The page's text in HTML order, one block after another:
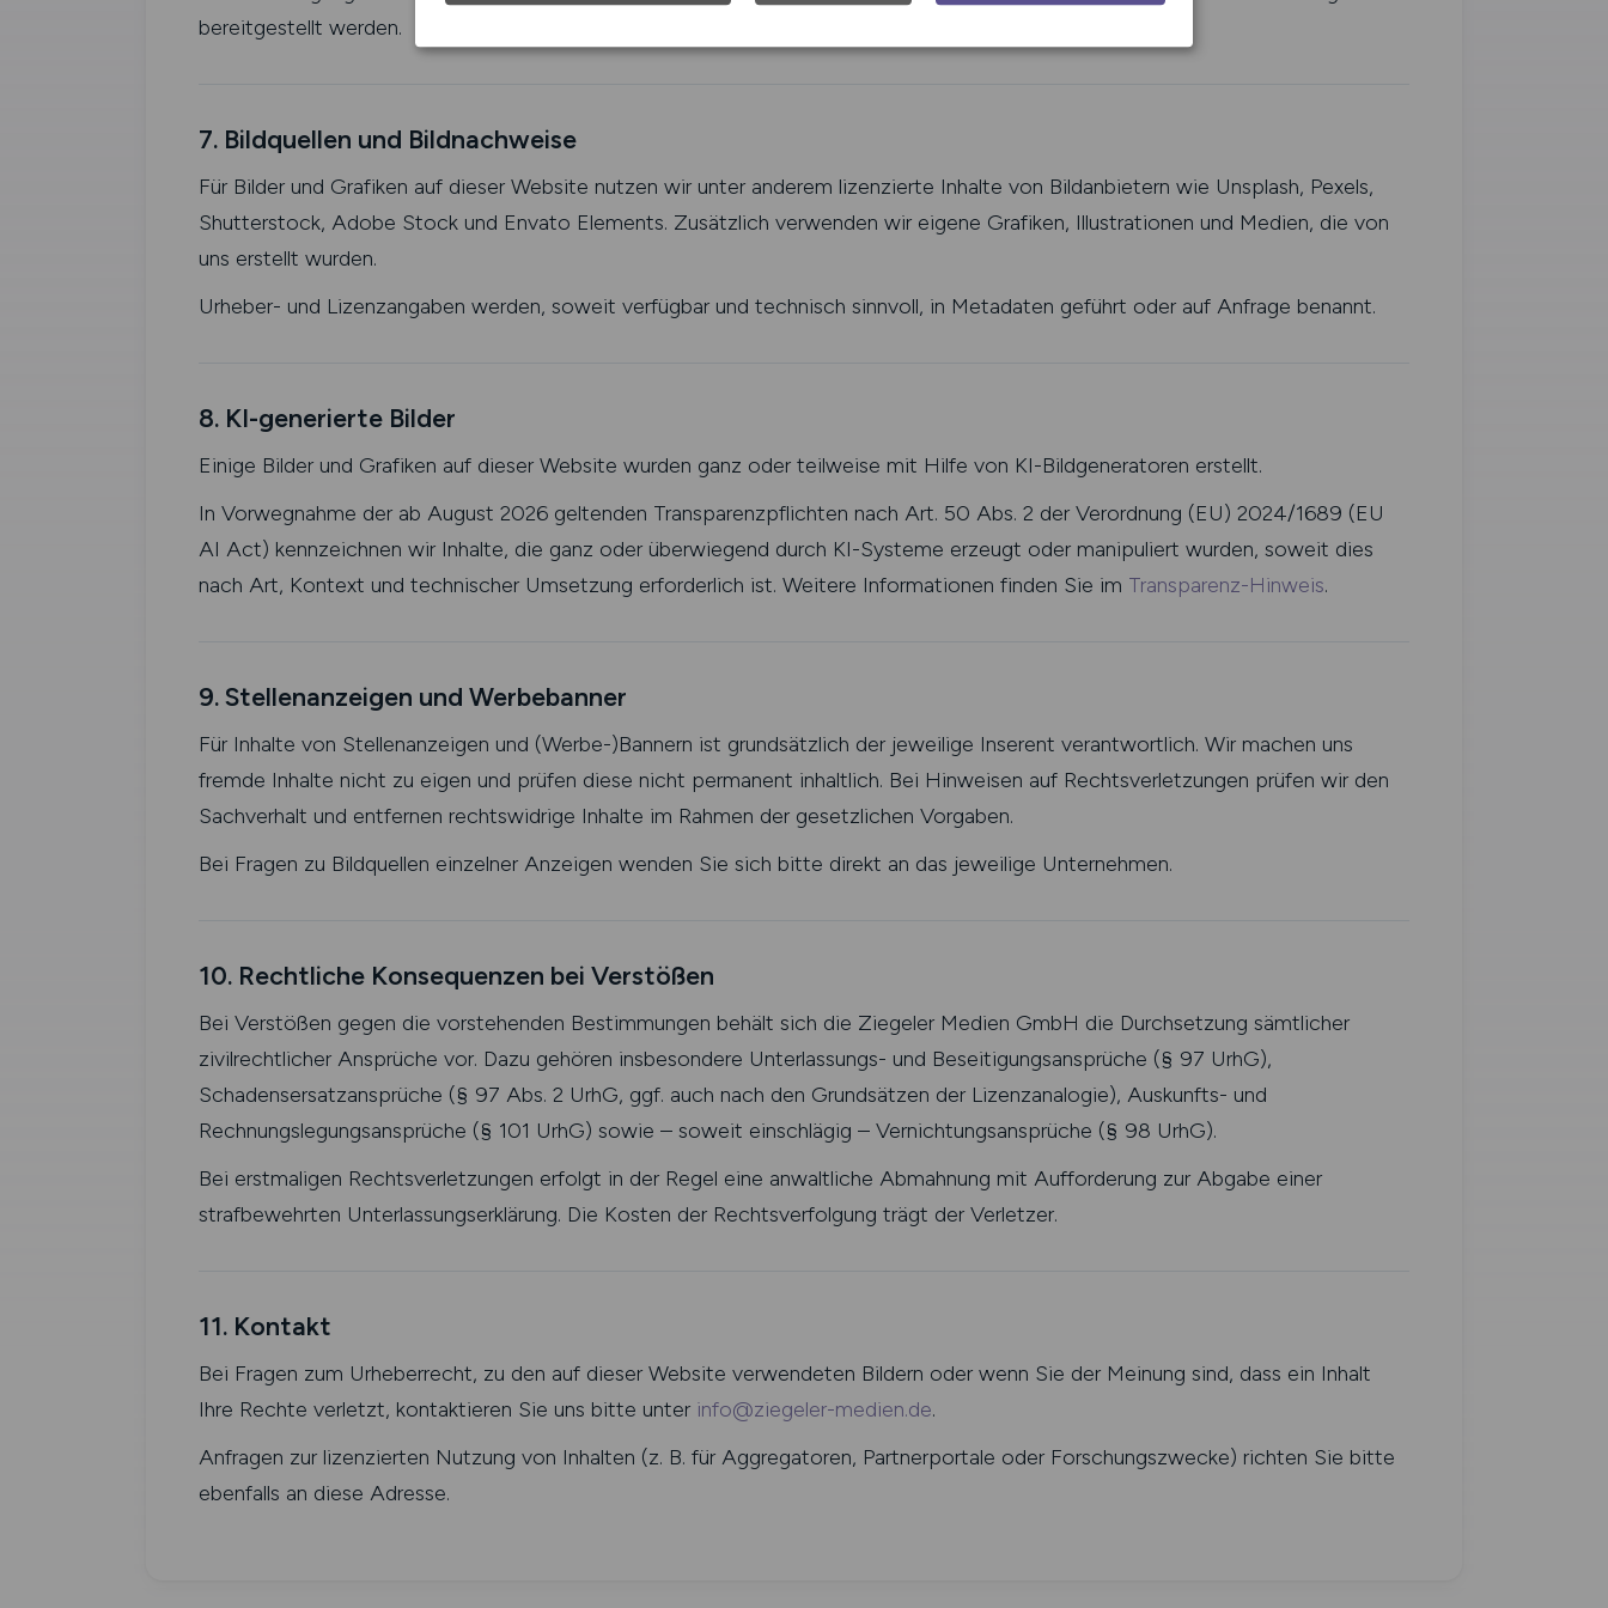
bereitgestellt werden.
7. Bildquellen und Bildnachweise
Für Bilder und Grafiken auf dieser Website nutzen wir unter anderem lizenzierte Inhalte von Bildanbietern wie Unsplash, Pexels,
Shutterstock, Adobe Stock und Envato Elements. Zusätzlich verwenden wir eigene Grafiken, Illustrationen und Medien, die von
uns erstellt wurden.
Urheber- und Lizenzangaben werden, soweit verfügbar und technisch sinnvoll, in Metadaten geführt oder auf Anfrage benannt.
8. KI-generierte Bilder
Einige Bilder und Grafiken auf dieser Website wurden ganz oder teilweise mit Hilfe von KI-Bildgeneratoren erstellt.
In Vorwegnahme der ab August 2026 geltenden Transparenzpflichten nach Art. 50 Abs. 2 der Verordnung (EU) 2024/1689 (EU
AI Act) kennzeichnen wir Inhalte, die ganz oder überwiegend durch KI-Systeme erzeugt oder manipuliert wurden, soweit dies
nach Art, Kontext und technischer Umsetzung erforderlich ist. Weitere Informationen finden Sie im Transparenz-Hinweis.
9. Stellenanzeigen und Werbebanner
Für Inhalte von Stellenanzeigen und (Werbe-)Bannern ist grundsätzlich der jeweilige Inserent verantwortlich. Wir machen uns
fremde Inhalte nicht zu eigen und prüfen diese nicht permanent inhaltlich. Bei Hinweisen auf Rechtsverletzungen prüfen wir den
Sachverhalt und entfernen rechtswidrige Inhalte im Rahmen der gesetzlichen Vorgaben.
Bei Fragen zu Bildquellen einzelner Anzeigen wenden Sie sich bitte direkt an das jeweilige Unternehmen.
10. Rechtliche Konsequenzen bei Verstößen
Bei Verstößen gegen die vorstehenden Bestimmungen behält sich die Ziegeler Medien GmbH die Durchsetzung sämtlicher
zivilrechtlicher Ansprüche vor. Dazu gehören insbesondere Unterlassungs- und Beseitigungsansprüche (§ 97 UrhG),
Schadensersatzansprüche (§ 97 Abs. 2 UrhG, ggf. auch nach den Grundsätzen der Lizenzanalogie), Auskunfts- und
Rechnungslegungsansprüche (§ 101 UrhG) sowie – soweit einschlägig – Vernichtungsansprüche (§ 98 UrhG).
Bei erstmaligen Rechtsverletzungen erfolgt in der Regel eine anwaltliche Abmahnung mit Aufforderung zur Abgabe einer
strafbewehrten Unterlassungserklärung. Die Kosten der Rechtsverfolgung trägt der Verletzer.
11. Kontakt
Bei Fragen zum Urheberrecht, zu den auf dieser Website verwendeten Bildern oder wenn Sie der Meinung sind, dass ein Inhalt
Ihre Rechte verletzt, kontaktieren Sie uns bitte unter info@ziegeler-medien.de.
Anfragen zur lizenzierten Nutzung von Inhalten (z. B. für Aggregatoren, Partnerportale oder Forschungszwecke) richten Sie bitte
ebenfalls an diese Adresse.